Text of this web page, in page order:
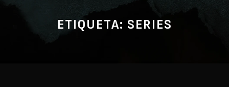
ETIQUETA: SERIES